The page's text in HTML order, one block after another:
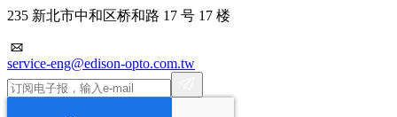
235 新北市中和区桥和路 17 号 17 楼
service-eng@edison-opto.com.tw